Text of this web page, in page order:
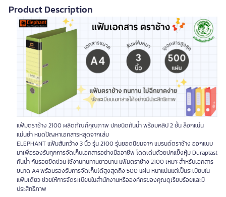
Product Description
แฟ้มตราช้าง 2100 ผลิตภัณฑ์คุณภาพ ปกชนิดกันน้ำ พร้อมคลิป 2 ชั้น ล็อกแน่น
แม่นยำ หมดปัญหาเอกสารหลุดจากเล่ม
ELEPHANT แฟ้มสันกว้าง 3 นิ้ว รุ่น 2100 รุ่นยอดนิยมจาก แบรนด์ตราช้าง ออกแบบ
มาเพื่อรองรับทุกการจัดเก็บเอกสารอย่างมืออาชีพ โดดเด่นด้วยปกแข็งหุ้ม Duraplast
กันน้ำ กันรอยขีดข่วน ใช้งานทนทานยาวนาน แฟ้มตราช้าง 2100 เหมาะสำหรับเอกสาร
ขนาด A4 พร้อมรองรับการจัดเก็บได้สูงสุดถึง 500 แผ่น หนาแน่นแต่เป็นระเบียบใน
แฟ้มเดียว ช่วยให้การจัดระเบียบในสำนักงานหรือองค์กรของคุณดูเรียบร้อยและมี
ประสิทธิภาพ